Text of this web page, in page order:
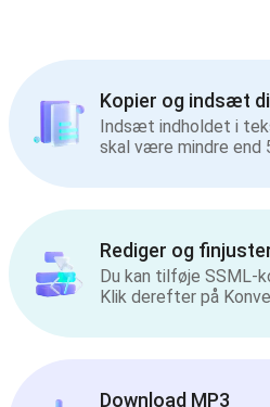
Kopier og indsæt
Indsæt indholdet i
skal være mindre end
Rediger og
Du kan tilføje SSML-
Klik derefter på
Download MP3